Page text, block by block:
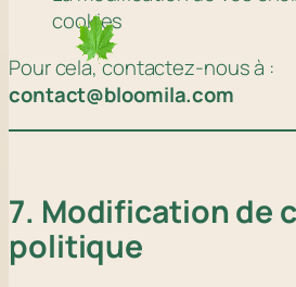
cookies
Pour cela, contactez-nous à :
contact@bloomila.com
7. Modification de
politique